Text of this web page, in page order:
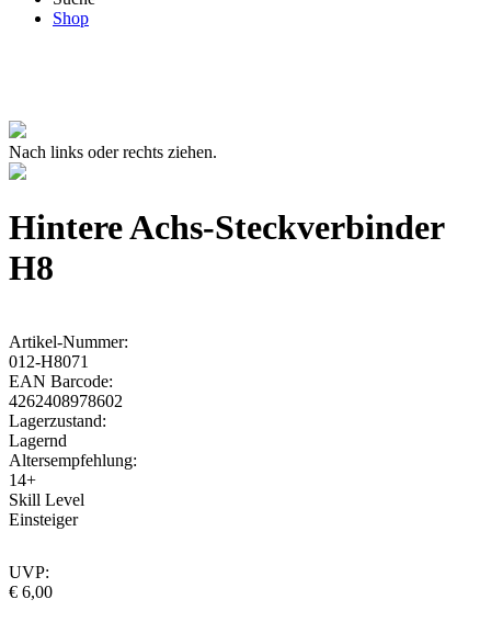
Shop
Nach links oder rechts ziehen.
Hintere Achs-Steckverbinder
H8
Artikel-Nummer:
012-H8071
EAN Barcode:
4262408978602
Lagerzustand:
Lagernd
Altersempfehlung:
14+
Skill Level
Einsteiger
UVP:
€ 6,00